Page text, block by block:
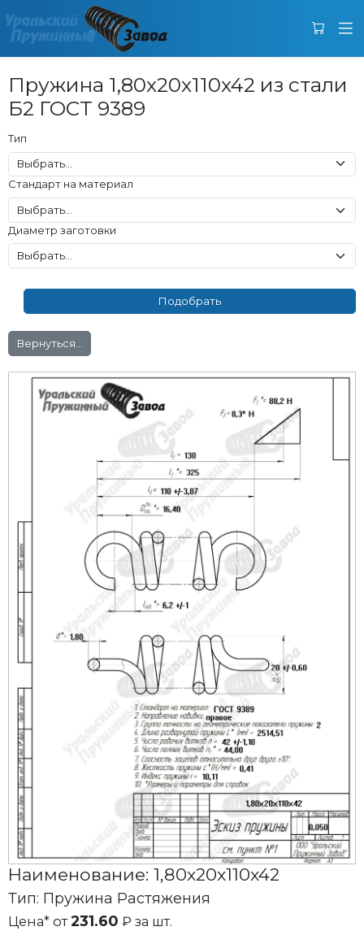
Пружина 1,80x20x110x42 из стали
Б2 ГОСТ 9389
Тип
Стандарт на материал
Диаметр заготовки
Вернуться...
Наименование: 1,80x20x110x42
Тип: Пружина Растяжения
Цена* от231.60 ₽ за шт.